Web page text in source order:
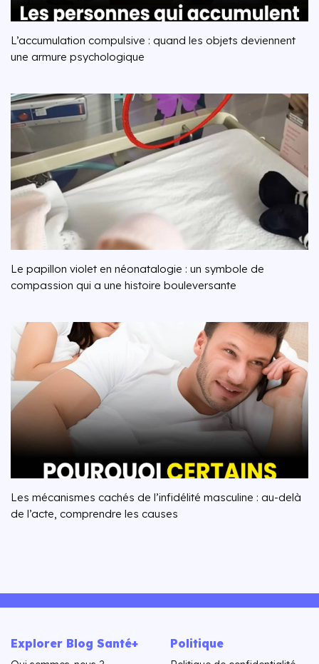
L’accumulation compulsive : quand les objets deviennent
une armure psychologique
Le papillon violet en néonatalogie : un symbole de
compassion qui a une histoire bouleversante
Les mécanismes cachés de l’infidélité masculine : au-delà
de l’acte, comprendre les causes
Explorer Blog Santé+ Politique